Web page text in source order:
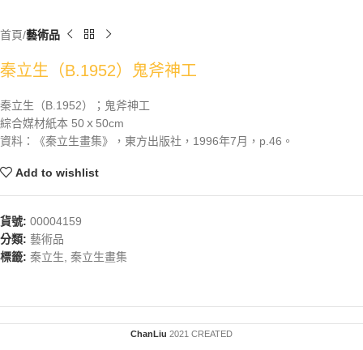
首頁 藝術品
秦立生（B.1952）鬼斧神工
秦立生（B.1952）；鬼斧神工
綜合媒材紙本 50ｘ50cm
資料：《秦立生畫集》，東方出版社，1996年7月，p.46。
Add to wishlist
貨號: 00004159
分類: 藝術品
標籤: 秦立生 秦立生畫集
ChanLiu 2021 CREATED